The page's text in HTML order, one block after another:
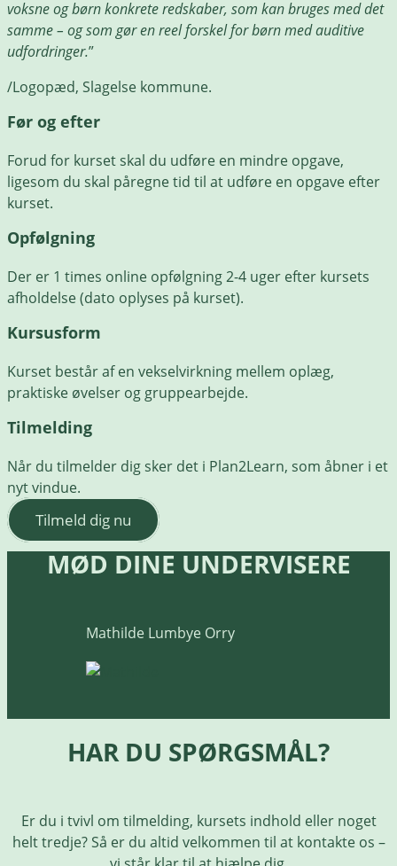
voksne og børn konkrete redskaber, som kan bruges med det
samme – og som gør en reel forskel for børn med auditive
udfordringer.”
/Logopæd, Slagelse kommune.
Før og efter
Forud for kurset skal du udføre en mindre opgave,
ligesom du skal påregne tid til at udføre en opgave efter
kurset.
Opfølgning
Der er 1 times online opfølgning 2-4 uger efter kursets
afholdelse (dato oplyses på kurset).
Kursusform
Kurset består af en vekselvirkning mellem oplæg,
praktiske øvelser og gruppearbejde.
Tilmelding
Når du tilmelder dig sker det i Plan2Learn, som åbner i et
nyt vindue.
Tilmeld dig nu
MØD DINE UNDERVISERE
Mathilde Lumbye Orry
HAR DU SPØRGSMÅL?
Er du i tvivl om tilmelding, kursets indhold eller noget
helt tredje? Så er du altid velkommen til at kontakte os –